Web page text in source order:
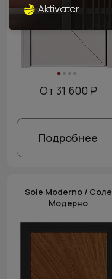
От 31 600 ₽
Подробнее
Sole Moderno / Соле
Модерно